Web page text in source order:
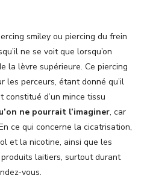
smiley ou piercing du frein
ne se voit que lorsqu’on
la lèvre supérieure. Ce piercing
les perceurs, étant donné qu’il
d’un mince tissu
ne pourrait l’imaginer, car
ce qui concerne la cicatrisation,
et la nicotine, ainsi que les
laitiers, surtout durant
vous.